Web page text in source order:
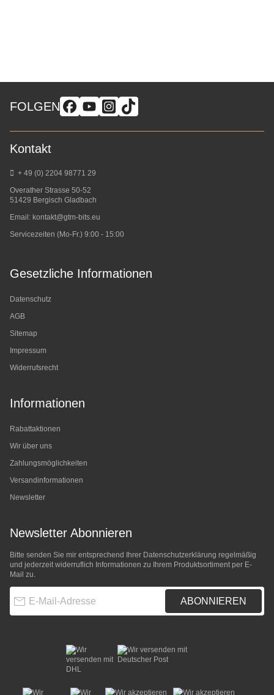
FOLGEN
Kontakt
+ 49 (0) 2204 98771 29
Overather Strasse 50-52
51429 Bergisch Gladbach
Email: kontakt@gtm-bits.eu
Servicezeiten (Mo-Fr.) 9:00 - 15:00
Gesetzliche Informationen
Datenschutz
AGB
Sitemap
Impressum
Widerrufsrecht
Informationen
Rabattaktionen
Wir über uns
Zahlungsmöglichkeiten
Versandinformationen
Newsletter
Newsletter Abonnieren
Bitte senden Sie mir entsprechend Ihrer Datenschutzerklärung regelmäßig
und jederzeit widerruflich Informationen zu Ihrem Produktsortiment per E-
Mail zu.
ABONNIEREN